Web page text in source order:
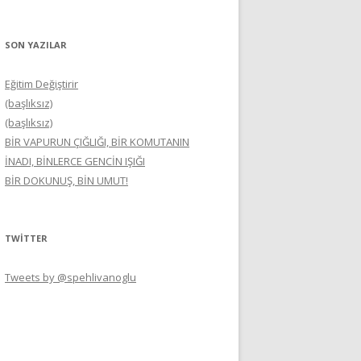
SON YAZILAR
Eğitim Değiştirir
(başlıksız)
(başlıksız)
BİR VAPURUN ÇIĞLIĞI, BİR KOMUTANIN
İNADI, BİNLERCE GENCİN IŞIĞI
BİR DOKUNUŞ, BİN UMUT!
TWITTER
Tweets by @spehlivanoglu